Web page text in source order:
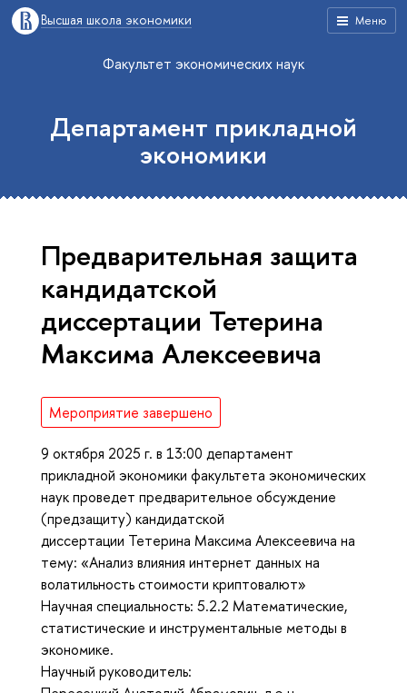
Меню
Высшая школа экономики
Факультет экономических наук
Департамент прикладной
экономики
Предварительная защита
кандидатской
диссертации Тетерина
Максима Алексеевича
Мероприятие завершено
9 октября 2025 г. в 13:00 департамент
прикладной экономики факультета экономических
наук проведет предварительное обсуждение
(предзащиту) кандидатской
диссертации Тетерина Максима Алексеевича на
тему: «Анализ влияния интернет данных на
волатильность стоимости криптовалют»
Научная специальность: 5.2.2 Математические,
статистические и инструментальные методы в
экономике.
Научный руководитель: